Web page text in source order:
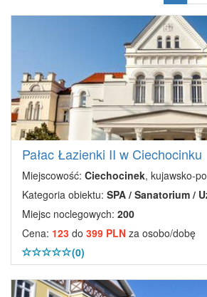
Pałac Łazienki II w Ciechocinku
Miejscowość: Ciechocinek, kujawsko-
Kategoria obiektu: SPA / Sanatorium /
Miejsc noclegowych: 200
Cena: 123 do 399 PLN za osobo/dobę
(0)